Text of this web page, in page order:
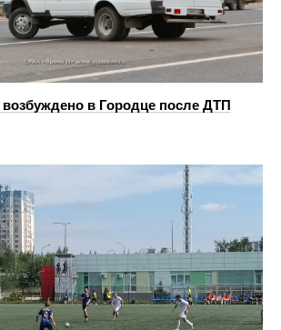
в Городце после ДТП